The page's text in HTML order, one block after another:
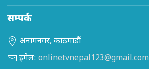
सम्पर्क
अनामनगर, काठमाडौं
इमेल: onlinetvnepal123@gmail.com